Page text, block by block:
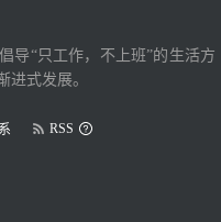
导“只工作，不上班”的生活方
进式发展。
RSS